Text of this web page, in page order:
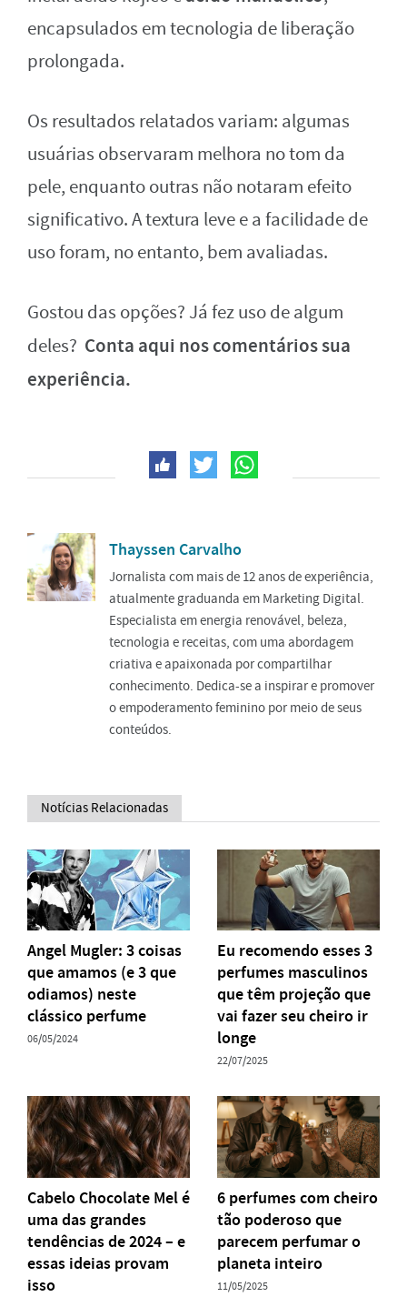
encapsulados em tecnologia de liberação
prolongada.
Os resultados relatados variam: algumas
usuárias observaram melhora no tom da
pele, enquanto outras não notaram efeito
significativo. A textura leve e a facilidade de
uso foram, no entanto, bem avaliadas.
Gostou das opções? Já fez uso de algum
deles? Conta aqui nos comentários sua
experiência.
Thayssen Carvalho
Jornalista com mais de 12 anos de experiência,
atualmente graduanda em Marketing Digital.
Especialista em energia renovável, beleza,
tecnologia e receitas, com uma abordagem
criativa e apaixonada por compartilhar
conhecimento. Dedica-se a inspirar e promover
o empoderamento feminino por meio de seus
conteúdos.
Notícias Relacionadas
Angel Mugler: 3 coisas
que amamos (e 3 que
odiamos) neste
clássico perfume
06/05/2024
Eu recomendo esses 3
perfumes masculinos
que têm projeção que
vai fazer seu cheiro ir
longe
22/07/2025
Cabelo Chocolate Mel é
uma das grandes
tendências de 2024 – e
essas ideias provam
isso
6 perfumes com cheiro
tão poderoso que
parecem perfumar o
planeta inteiro
11/05/2025